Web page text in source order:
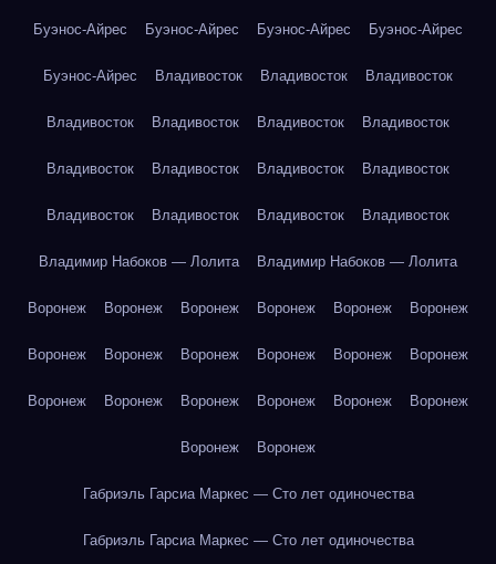
Буэнос-Айрес Буэнос-Айрес Буэнос-Айрес Буэнос-Айрес
Буэнос-Айрес Владивосток Владивосток Владивосток
Владивосток Владивосток Владивосток Владивосток
Владивосток Владивосток Владивосток Владивосток
Владивосток Владивосток Владивосток Владивосток
Владимир Набоков — Лолита Владимир Набоков — Лолита
Воронеж Воронеж Воронеж Воронеж Воронеж Воронеж
Воронеж Воронеж Воронеж Воронеж Воронеж Воронеж
Воронеж Воронеж Воронеж Воронеж Воронеж Воронеж
Воронеж Воронеж
Габриэль Гарсиа Маркес — Сто лет одиночества
Габриэль Гарсиа Маркес — Сто лет одиночества